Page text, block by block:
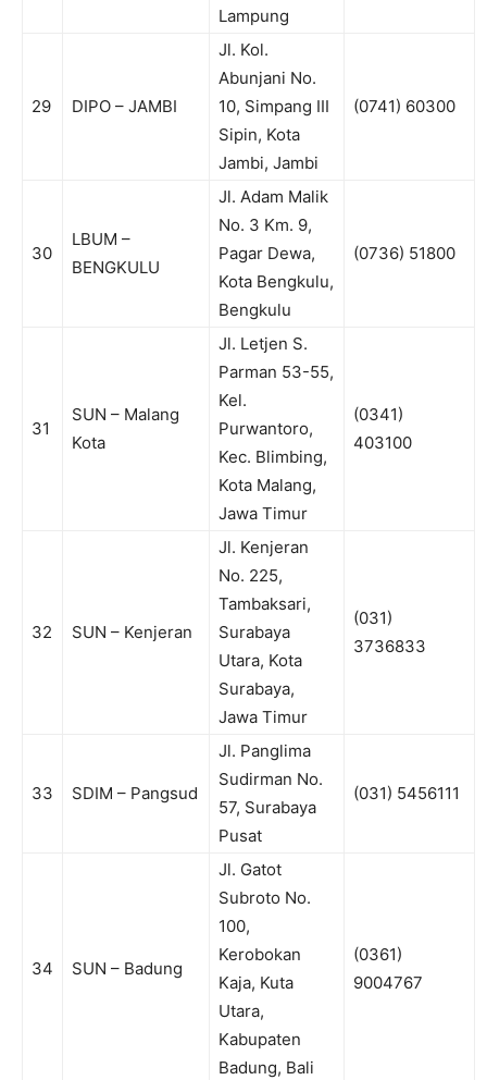
Lampung
29 DIPO – JAMBI
Jl. Kol.
Abunjani No.
10, Simpang III
Sipin, Kota
Jambi, Jambi
(0741) 60300
30
LBUM –
BENGKULU
Jl. Adam Malik
No. 3 Km. 9,
Pagar Dewa,
Kota Bengkulu,
Bengkulu
(0736) 51800
31
SUN – Malang
Kota
Jl. Letjen S.
Parman 53-55,
Kel.
Purwantoro,
Kec. Blimbing,
Kota Malang,
Jawa Timur
(0341)
403100
32 SUN – Kenjeran
Jl. Kenjeran
No. 225,
Tambaksari,
Surabaya
Utara, Kota
Surabaya,
Jawa Timur
(031)
3736833
33 SDIM – Pangsud
Jl. Panglima
Sudirman No.
57, Surabaya
Pusat
(031) 5456111
34 SUN – Badung
Jl. Gatot
Subroto No.
100,
Kerobokan
Kaja, Kuta
Utara,
Kabupaten
Badung, Bali
(0361)
9004767